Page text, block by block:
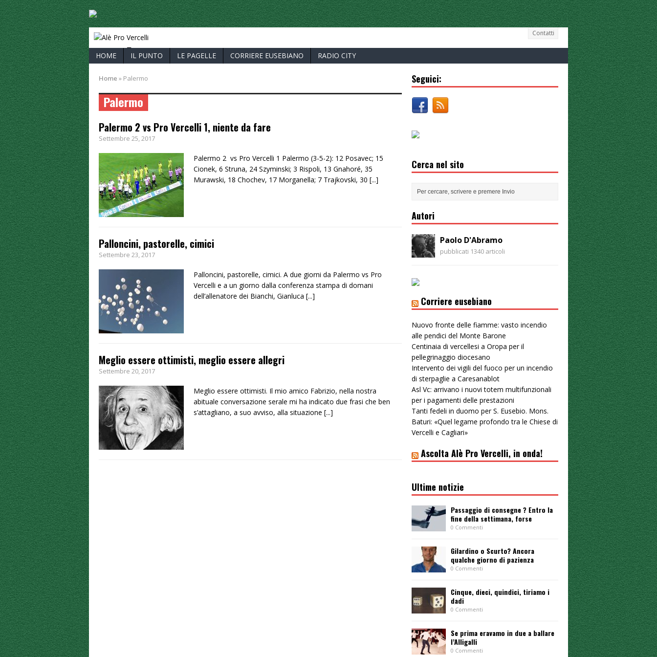
Contatti
ALÈ PRO VERCELLI
HOME IL PUNTO LE PAGELLE CORRIERE EUSEBIANO RADIO CITY
Home » Palermo
Palermo
Palermo 2 vs Pro Vercelli 1, niente da fare
Settembre 25, 2017
Palermo 2 vs Pro Vercelli 1 Palermo (3-5-2): 12 Posavec; 15
Cionek, 6 Struna, 24 Szyminski; 3 Rispoli, 13 Gnahoré, 35
Murawski, 18 Chochev, 17 Morganella; 7 Trajkovski, 30 [...]
Palloncini, pastorelle, cimici
Settembre 23, 2017
Palloncini, pastorelle, cimici. A due giorni da Palermo vs Pro
Vercelli e a un giorno dalla conferenza stampa di domani
dell’allenatore dei Bianchi, Gianluca [...]
Meglio essere ottimisti, meglio essere allegri
Settembre 20, 2017
Meglio essere ottimisti. Il mio amico Fabrizio, nella nostra
abituale conversazione serale mi ha indicato due frasi che ben
s’attagliano, a suo avviso, alla situazione [...]
Seguici:
Cerca nel sito
Autori
Paolo D'Abramo
pubblicati 1340 articoli
Corriere eusebiano
Nuovo fronte delle fiamme: vasto incendio
alle pendici del Monte Barone
Centinaia di vercellesi a Oropa per il
pellegrinaggio diocesano
Intervento dei vigili del fuoco per un incendio
di sterpaglie a Caresanablot
Asl Vc: arrivano i nuovi totem multifunzionali
per i pagamenti delle prestazioni
Tanti fedeli in duomo per S. Eusebio. Mons.
Baturi: «Quel legame profondo tra le Chiese di
Vercelli e Cagliari»
Ascolta Alè Pro Vercelli, in onda!
Ultime notizie
Passaggio di consegne ? Entro la
fine della settimana, forse
0 Commenti
Gilardino o Scurto? Ancora
qualche giorno di pazienza
0 Commenti
Cinque, dieci, quindici, tiriamo i
dadi
0 Commenti
Se prima eravamo in due a ballare
l’Alligalli
0 Commenti